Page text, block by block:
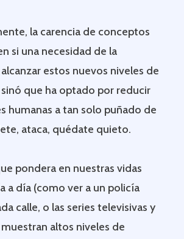
la carencia de conceptos
si una necesidad de la
estos nuevos niveles de
que ha optado por reducir
humanas a tan solo puñado de
ataca, quédate quieto.
pondera en nuestras vidas
a día (como ver a un policía
calle, o las series televisivas y
altos niveles de